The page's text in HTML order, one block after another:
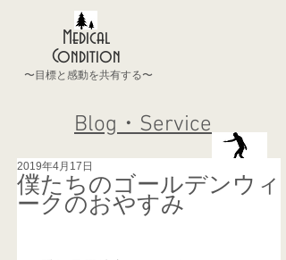
Medical
Condition
〜目標と感動を共有する〜
Blog・Service
僕たちのゴールデンウィ
ークのおやすみ
2019年4月17日